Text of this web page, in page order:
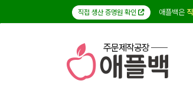
직접 생산 증명원 확인 애플백은
주문제작공장